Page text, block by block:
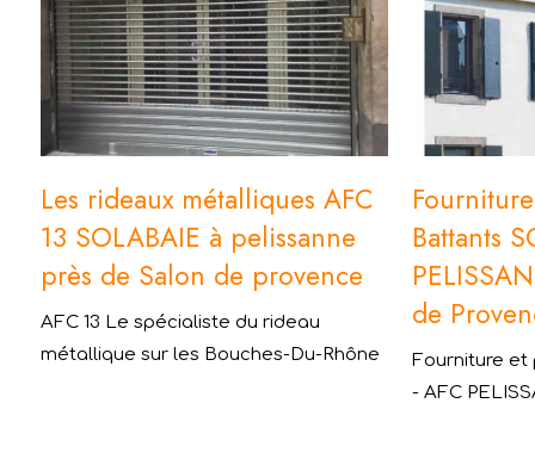
Les rideaux métalliques AFC
13 SOLABAIE à pelissanne
près de Salon de provence
AFC 13 Le spécialiste du rideau
métallique sur les Bouches-Du-Rhône
Battants
de
Fourniture
- AFC